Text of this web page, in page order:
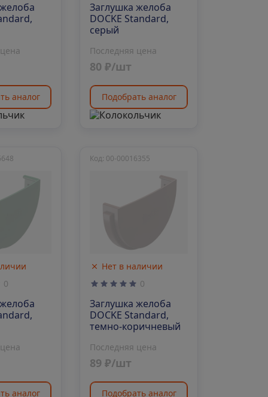
аналог
Заглушка желоба
DOCKE Standard,
серый
Последняя цена
80 ₽/шт
Подобрать аналог
0
аналог
Нет в наличии
Код: 00-00016355
0
Заглушка желоба
DOCKE Standard,
темно-коричневый
Последняя цена
89 ₽/шт
Подобрать аналог